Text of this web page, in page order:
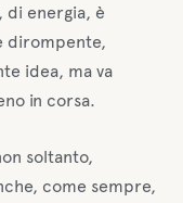
di energia, è
dirompente,
idea, ma va
in corsa.
soltanto,
come sempre,